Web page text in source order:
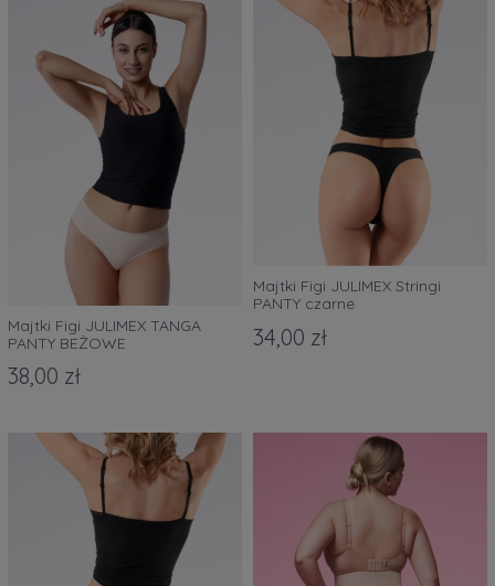
Majtki Figi JULIMEX TANGA
PANTY BEŻOWE
38,00 zł
Majtki Figi JULIMEX Stringi
PANTY czarne
34,00 zł